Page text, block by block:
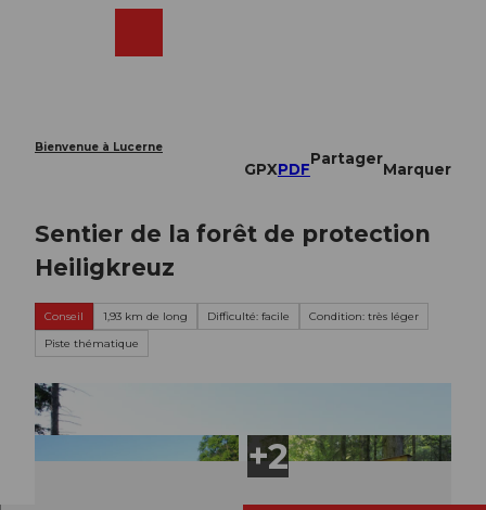
Bienvenue à Lucerne
GPXPDF
Partager
Marquer
Sentier de la forêt de protection
Heiligkreuz
Conseil 1,93 km de long Difficulté: facile
Condition: très léger
Piste thématique